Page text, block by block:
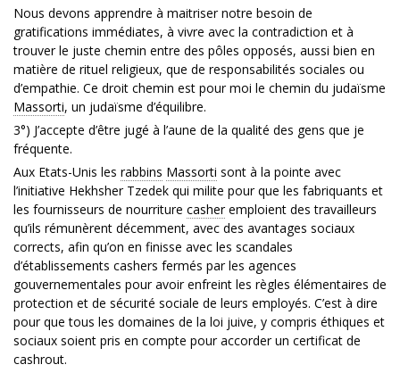
Nous devons apprendre à maitriser notre besoin de
gratifications immédiates, à vivre avec la contradiction et à
trouver le juste chemin entre des pôles opposés, aussi bien en
matière de rituel religieux, que de responsabilités sociales ou
d’empathie. Ce droit chemin est pour moi le chemin du judaïsme
Massorti, un judaïsme d’équilibre.
3°) J’accepte d’être jugé à l’aune de la qualité des gens que je
fréquente.
Aux Etats-Unis les rabbins Massorti sont à la pointe avec
l’initiative Hekhsher Tzedek qui milite pour que les fabriquants et
les fournisseurs de nourriture casheremploient des travailleurs
qu’ils rémunèrent décemment, avec des avantages sociaux
corrects, afin qu’on en finisse avec les scandales
d’établissements cashers fermés par les agences
gouvernementales pour avoir enfreint les règles élémentaires de
protection et de sécurité sociale de leurs employés. C’est à dire
pour que tous les domaines de la loi juive, y compris éthiques et
sociaux soient pris en compte pour accorder un certificat de
cashrout.